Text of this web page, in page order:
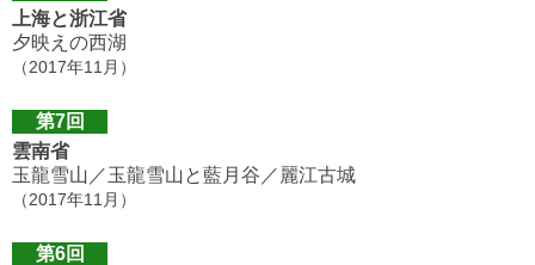
上海と浙江省
夕映えの西湖
（2017年11月）
第7回
雲南省
玉龍雪山／玉龍雪山と藍月谷／麗江古城
（2017年11月）
第6回